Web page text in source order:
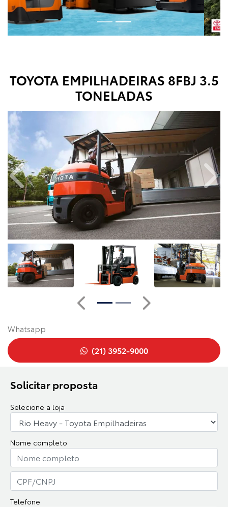
TOYOTA EMPILHADEIRAS 8FBJ 3.5
TONELADAS
Solicitar proposta
Selecione a loja
Nome completo
Telefone
Anterior
Anterior Próximo
Whatsapp
(21) 3952-9000